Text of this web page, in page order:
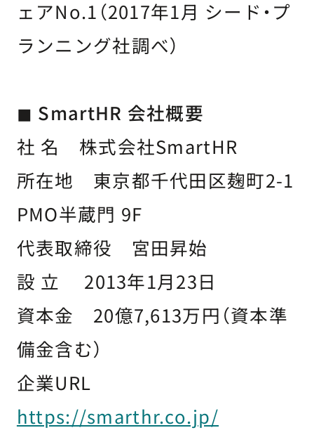
ェアNo.1（2017年1月 シード・プ
ランニング社調べ）
◼ SmartHR 会社概要
社 名 株式会社SmartHR
所在地 東京都千代田区麹町2-1
PMO半蔵門 9F
代表取締役 宮田昇始
設 立 2013年1月23日
資本金 20億7,613万円（資本準
備金含む）
企業URL
https://smarthr.co.jp/